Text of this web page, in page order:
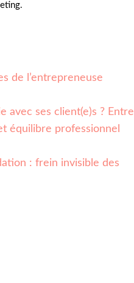
de l’entrepreneuse
avec ses client(e)s ? Entre
équilibre professionnel
: frein invisible des